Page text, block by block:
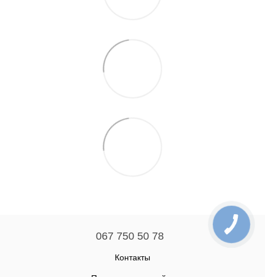
067 750 50 78
Контакты